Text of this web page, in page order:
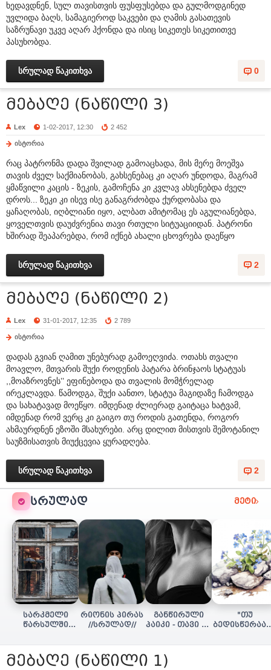
ხედავდნენ, სულ თავისთვის ფუსფუსებდა და გულმოდგინედ
უვლიდა ბაღს, სამაგიეროდ საკვები და ღამის გასათევის
საზრუნავი უკვე აღარ ჰქონდა და ისიც სიკეთეს სიკეთითვე
პასუხობდა.
0
სრულად წაკითხვა
მებაღე (ნაწილი 3)
Lex 1-02-2017, 12:30 2 452
ისტორია
რაც პატრონმა დადა შვილად გამოაცხადა, მის მერე მოეშვა
თავის ძველ საქმიანობას, გახსენებაც კი აღარ უნდოდა, მაგრამ
ყმაწვილი კაცის - ზეკის, გამოჩენა კი კვლავ ახსენებდა ძველ
დროს... ზეკი კი ისევ ისე განაგრძობდა ქურდობასა და
ყაჩაღობას, იღბლიანი იყო, ალბათ ამიტომაც ეს აგულიანებდა,
ყოველთვის დაუძვრენია თავი რთული სიტუაციიდან. პატრონი
ხშირად შეაპარებდა, რომ იქნებ ახალი ცხოვრება დაეწყო
2
სრულად წაკითხვა
მებაღე (ნაწილი 2)
Lex 31-01-2017, 12:35 2 789
ისტორია
დადას გვიან ღამით უნებურად გამოეღვიძა. ოთახს თვალი
მოავლო, მთვარის შუქი როდენის პატარა ბრინჯაოს სტატუას
,,მოაზროვნეს’’ ეფინებოდა და თვალის მომჭრელად
ირეკლავდა. წამოდგა, შუქი აანთო, სტატუა მაგიდაზე ჩამოდგა
და სახატავად მოეწყო. იმდენად ძლიერად გაიტაცა ხატვამ,
იმდენად რომ ვერც კი გაიგო თუ როდის გათენდა, როგორ
ახმაურდნენ ეზოში მსახურები. არც დილით მისთვის შემოტანილ
საუზმისათვის მიუქცევია ყურადღება.
2
სრულად წაკითხვა
ᲡᲠᲣᲚᲐᲓ მეტი
სარკმელი
წარსულში
რიონის პირას
//სრულად//
განწირული
პაიკი - თავი 16
"თუ
მებაღე (ნაწილი 1)